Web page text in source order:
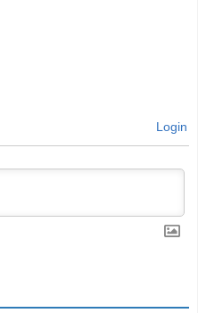
Login